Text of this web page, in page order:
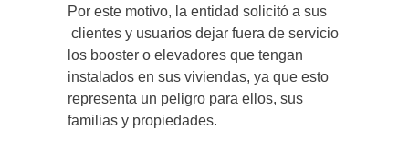
Por este motivo, la entidad solicitó a sus
clientes y usuarios dejar fuera de servicio
los booster o elevadores que tengan
instalados en sus viviendas, ya que esto
representa un peligro para ellos, sus
familias y propiedades.